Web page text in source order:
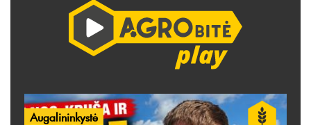
Augalininkystė